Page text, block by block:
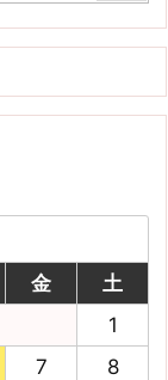
金
土
1
7
8